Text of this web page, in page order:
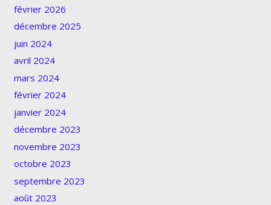
février 2026
décembre 2025
juin 2024
avril 2024
mars 2024
février 2024
janvier 2024
décembre 2023
novembre 2023
octobre 2023
septembre 2023
août 2023